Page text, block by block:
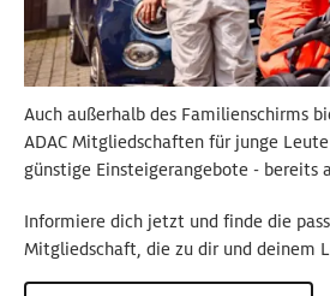
Auch außerhalb des Familienschirms
ADAC Mitgliedschaften für junge
günstige Einsteigerangebote - bereits
Informiere dich jetzt und finde die
Mitgliedschaft, die zu dir und deinem